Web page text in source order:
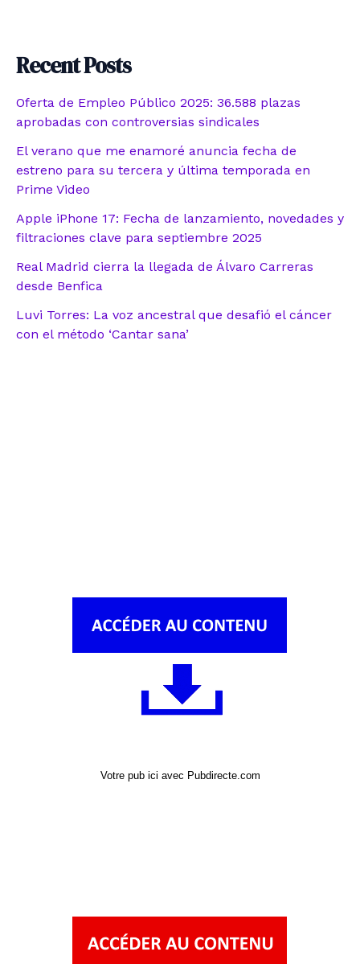
Recent Posts
Oferta de Empleo Público 2025: 36.588 plazas
aprobadas con controversias sindicales
El verano que me enamoré anuncia fecha de
estreno para su tercera y última temporada en
Prime Video
Apple iPhone 17: Fecha de lanzamiento, novedades y
filtraciones clave para septiembre 2025
Real Madrid cierra la llegada de Álvaro Carreras
desde Benfica
Luvi Torres: La voz ancestral que desafió el cáncer
con el método ‘Cantar sana’
Votre pub ici avec Pubdirecte.com